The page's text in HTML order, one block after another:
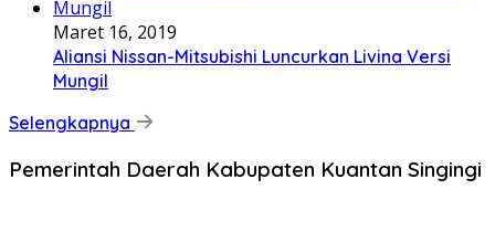
Maret 16, 2019
Aliansi Nissan-Mitsubishi Luncurkan Livina Versi
Mungil
Selengkapnya
Pemerintah Daerah Kabupaten Kuantan Singingi